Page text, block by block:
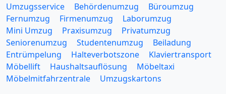
Umzugsservice Behördenumzug
Büroumzug
Fernumzug
Firmenumzug
Laborumzug
Mini Umzug
Praxisumzug
Privatumzug
Seniorenumzug
Studentenumzug
Beiladung
Entrümpelung
Halteverbotszone
Klaviertransport
Möbellift
Haushaltsauflösung
Möbeltaxi
Möbelmitfahrzentrale
Umzugskartons